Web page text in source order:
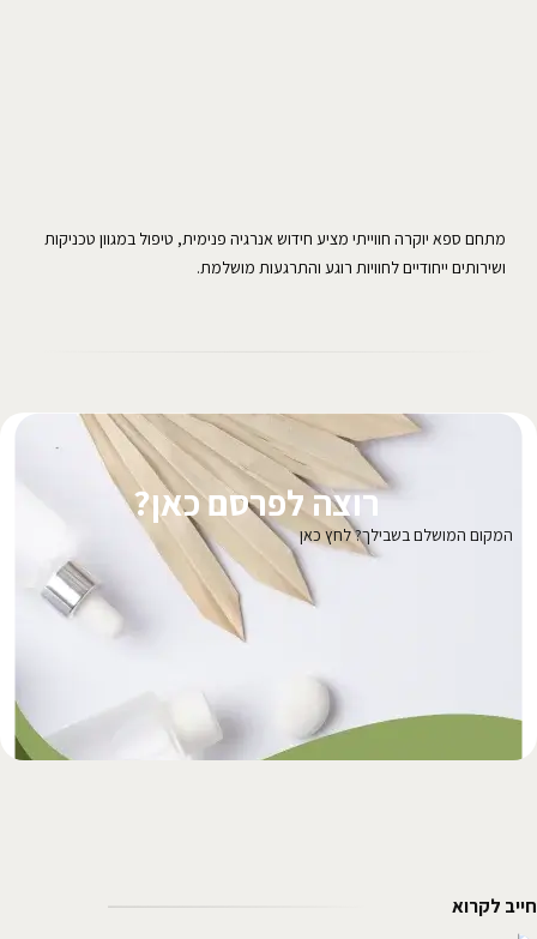
מתחם ספא יוקרה חווייתי מציע חידוש אנרגיה פנימית, טיפול במגוון טכניקות
ושירותים ייחודיים לחוויות רוגע והתרגעות מושלמת.
רוצה לפרסם כאן?
המקום המושלם בשבילך? לחץ כאן
חייב לקרוא